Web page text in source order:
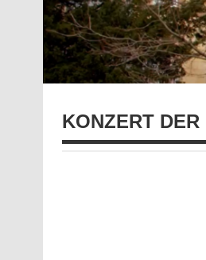
KONZERT